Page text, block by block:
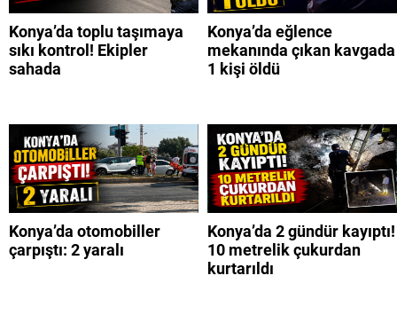
Konya’da toplu taşımaya
sıkı kontrol! Ekipler
sahada
Konya’da eğlence
mekanında çıkan kavgada
1 kişi öldü
Konya’da otomobiller
çarpıştı: 2 yaralı
Konya’da 2 gündür kayıptı!
10 metrelik çukurdan
kurtarıldı